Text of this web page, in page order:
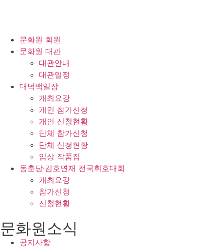
문화원 회원
문화원 대관
대관안내
대관일정
대덕백일장
개최요강
개인 참가신청
개인 신청현황
단체 참가신청
단체 신청현황
입상 작품집
동춘당·김호연재 전국휘호대회
개최요강
참가신청
신청현황
문화원소식
공지사항